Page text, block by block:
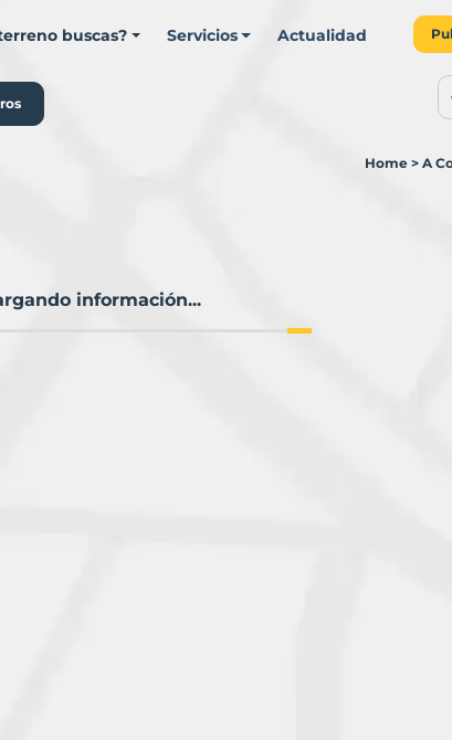
buscas? Servicios Actualidad
Home > A
información...